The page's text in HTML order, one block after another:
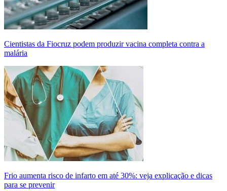
Cientistas da Fiocruz podem produzir vacina completa contra a
malária
Frio aumenta risco de infarto em até 30%: veja explicação e dicas
para se prevenir